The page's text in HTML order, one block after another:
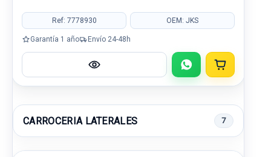
Ref: 7778930 OEM: JKS
Garantía 1 año Envío 24-48h
CARROCERIA LATERALES 7